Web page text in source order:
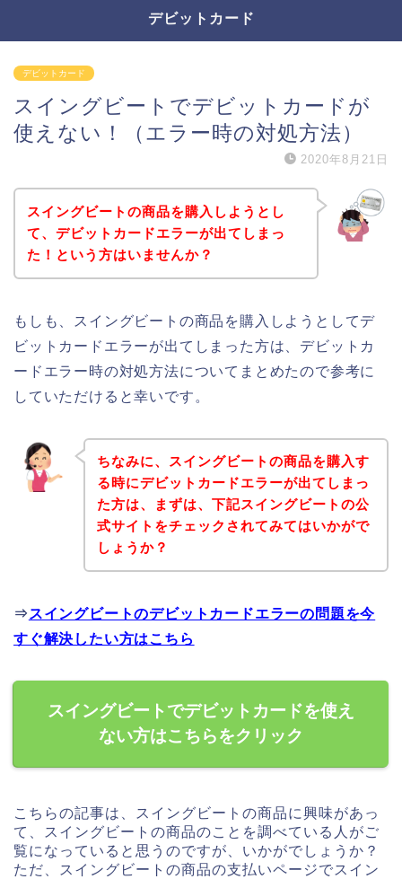
デビットカード
デビットカード
スイングビートでデビットカードが
使えない！（エラー時の対処方法）
2020年8月21日
スイングビートの商品を購入しようとし
て、デビットカードエラーが出てしまっ
た！という方はいませんか？
もしも、スイングビートの商品を購入しようとしてデ
ビットカードエラーが出てしまった方は、デビットカ
ードエラー時の対処方法についてまとめたので参考に
していただけると幸いです。
ちなみに、スイングビートの商品を購入す
る時にデビットカードエラーが出てしまっ
た方は、まずは、下記スイングビートの公
式サイトをチェックされてみてはいかがで
しょうか？
⇒ スイングビートのデビットカードエラーの問題を今
すぐ解決したい方はこちら
スイングビートでデビットカードを使え
ない方はこちらをクリック
こちらの記事は、スイングビートの商品に興味があっ
て、スイングビートの商品のことを調べている人がご
覧になっていると思うのですが、いかがでしょうか？
ただ、スイングビートの商品の支払いページでスイン